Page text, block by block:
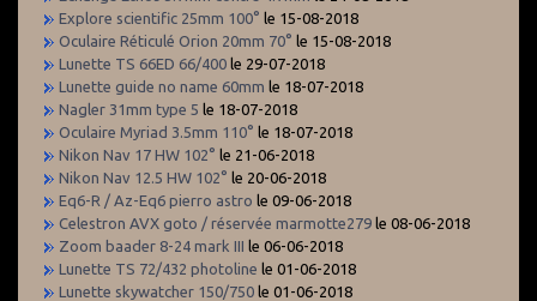
Explore scientific 25mm 100° le 15-08-2018
Oculaire Réticulé Orion 20mm 70° le 15-08-2018
Lunette TS 66ED 66/400 le 29-07-2018
Lunette guide no name 60mm le 18-07-2018
Nagler 31mm type 5 le 18-07-2018
Oculaire Myriad 3.5mm 110° le 18-07-2018
Nikon Nav 17 HW 102° le 21-06-2018
Nikon Nav 12.5 HW 102° le 20-06-2018
Eq6-R / Az-Eq6 pierro astro le 09-06-2018
Celestron AVX goto / réservée marmotte279 le 08-06-2018
Zoom baader 8-24 mark III le 06-06-2018
Lunette TS 72/432 photoline le 01-06-2018
Lunette skywatcher 150/750 le 01-06-2018